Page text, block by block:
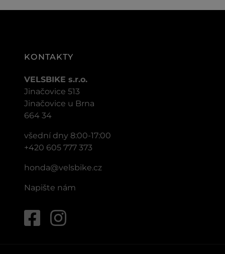
KONTAKTY
VELSBIKE s.r.o.
Jinačovice 513
Jinačovice u Brna
664 34
všední dny 8:00-17:00
+420 605 777 373
honda@velsbike.cz
Napište nám